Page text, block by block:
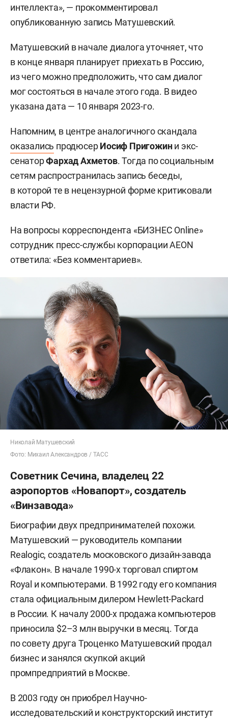
интеллекта», — прокомментировал
опубликованную запись Матушевский.
Матушевский в начале диалога уточняет, что
в конце января планирует приехать в Россию,
из чего можно предположить, что сам диалог
мог состояться в начале этого года. В видео
указана дата — 10 января 2023-го.
Напомним, в центре аналогичного скандала
оказались продюсерИосиф Пригожини экс-
сенаторФархад Ахметов. Тогда по социальным
сетям распространилась запись беседы,
в которой те в нецензурной форме критиковали
власти РФ.
На вопросы корреспондента «БИЗНЕС Online»
сотрудник пресс-службы корпорации AEON
ответила: «Без комментариев».
Николай Матушевский
Фото: Михаил Александров / ТАСС
Советник Сечина, владелец 22
аэропортов «Новапорт», создатель
«Винзавода»
Биографии двух предпринимателей похожи.
Матушевский — руководитель компании
Realogic, создатель московского дизайн-завода
«Флакон». В начале 1990-х торговал спиртом
Royal и компьютерами. В 1992 году его компания
стала официальным дилером Hewlett-Packard
в России. К началу 2000-х продажа компьютеров
приносила $2–3 млн выручки в месяц. Тогда
по совету друга Троценко Матушевский продал
бизнес и занялся скупкой акций
промпредприятий в Москве.
В 2003 году он приобрел Научно-
исследовательский и конструкторский институт